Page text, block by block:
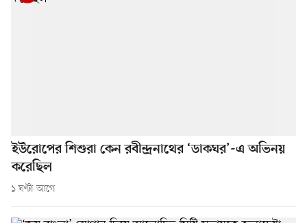
ইউরোপের শিশুরা কেন রবীন্দ্রনাথের ‘ডাকঘর’-এ অভিনয়
করেছিল
১ ঘণ্টা আগে